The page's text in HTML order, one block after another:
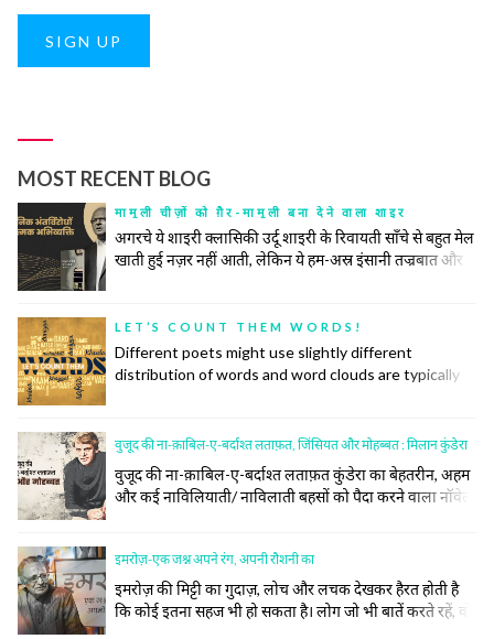
SIGN UP
MOST RECENT BLOG
मामूली चीज़ों को ग़ैर-मामूली बना देने वाला शाइर
अगरचे ये शाइरी क्लासिकी उर्दू शाइरी के रिवायती साँचे से बहुत मेल
खाती हुई नज़र नहीं आती, लेकिन ये हम-अस्र इंसानी तज्रबात और
सलाहियतों के इज़हार का अमल नहीं बल्कि किसी नादीदा-ओ-
नायाब नुक्ते की तलाश, समाजी हक़ीक़तों के बयान और इंसानी वुजूद
की पेचीदा तहों को बे-नक़ाब करने का ज़रीआ है।
LET’S COUNT THEM WORDS!
Different poets might use slightly different
distribution of words and word clouds are typically
used, the bigger it is on the cloud. So, let us make
these word clouds for some prominent poets and
see if they convey some insight into their
commonalities and distinctiveness.
वुजूद की ना-क़ाबिल-ए-बर्दाश्त लताफ़त, जिंसियत और मोहब्बत : मिलान कुंडेरा
वुजूद की ना-क़ाबिल-ए-बर्दाश्त लताफ़त कुंडेरा का बेहतरीन, अहम
और कई नाविलियाती/ नाविलाती बहसों को पैदा करने वाला नॉवेल
किच या किश, गिर जाने की कैफ़ियत, क़ुव्वत और कमज़ोरी शामिल
हैं। नॉवेल को पढ़ते हुए हम कई सतहों पर उसके फैलाव को देखते हैं
और ये फैलाव वुजूद, जिंस, मोहब्बत, सियासत (प्रेग स्प्रिंग), फ़लसफ़ा,
इमरोज़-एक जश्न अपने रंग, अपनी रौशनी का
इमरोज़ की मिट्टी का गुदाज़, लोच और लचक देखकर हैरत होती है
कि कोई इतना सहज भी हो सकता है। लोग जो भी बातें करते रहें, वो